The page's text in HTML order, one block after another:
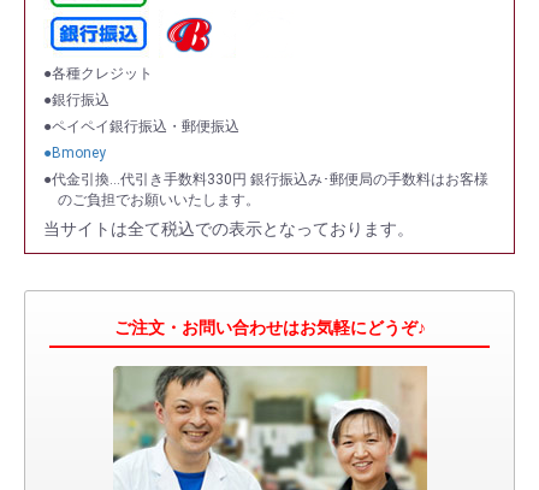
●各種クレジット
●銀行振込
●ペイペイ銀行振込・郵便振込
●Bmoney
●代金引換…代引き手数料330円 銀行振込み･郵便局の手数料はお客様
のご負担でお願いいたします。
当サイトは全て税込での表示となっております。
ご注文・お問い合わせはお気軽にどうぞ♪